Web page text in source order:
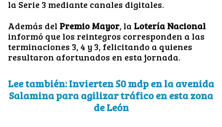
la Serie 3 mediante canales digitales.
Además del Premio Mayor, la Lotería Nacional
informó que los reintegros corresponden a las
terminaciones 3, 4 y 3, felicitando a quienes
resultaron afortunados en esta jornada.
Lee también: Invierten 50 mdp en la avenida
Salamina para agilizar tráfico en esta zona
de León